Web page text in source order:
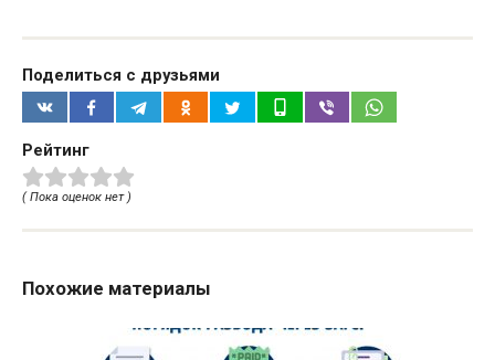
Поделиться с друзьями
Рейтинг
( Пока оценок нет )
Похожие материалы